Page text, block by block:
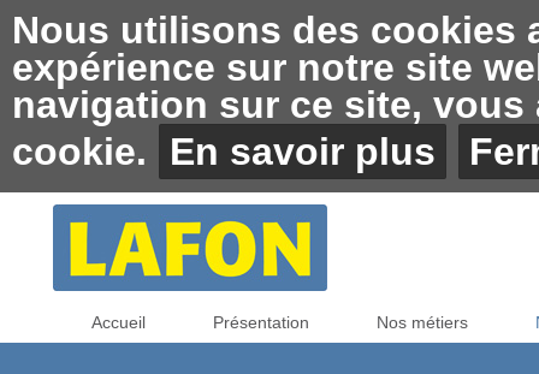
Nous utilisons des cookies
expérience sur notre site
navigation sur ce site,
cookie.
En savoir plus
Accueil Présentation Nos métiers